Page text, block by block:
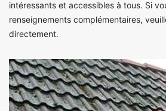
intéressants et accessibles à tous. Si
renseignements complémentaires,
directement.